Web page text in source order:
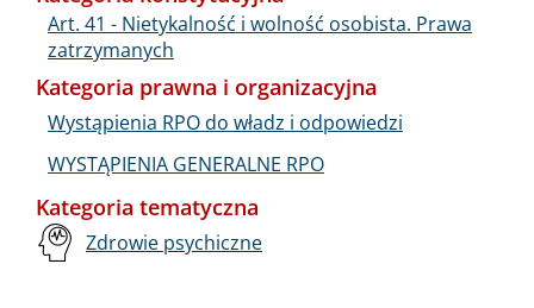
Art. 41 - Nietykalność i wolność osobista. Prawa
zatrzymanych
Kategoria prawna i organizacyjna
Wystąpienia RPO do władz i odpowiedzi
WYSTĄPIENIA GENERALNE RPO
Kategoria tematyczna
Zdrowie psychiczne